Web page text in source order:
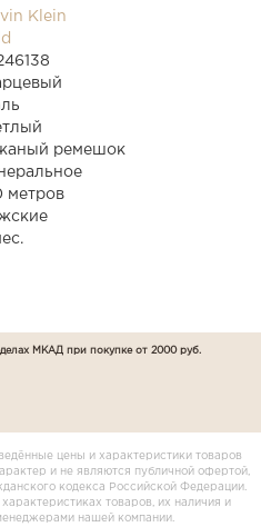
Klein
ремешок
метров
МКАД при покупке от 2000 руб.
цены и характеристики товаров
и не являются публичной офертой,
кодекса Российской Федерации.
товаров, их наличия и
нашей компании.